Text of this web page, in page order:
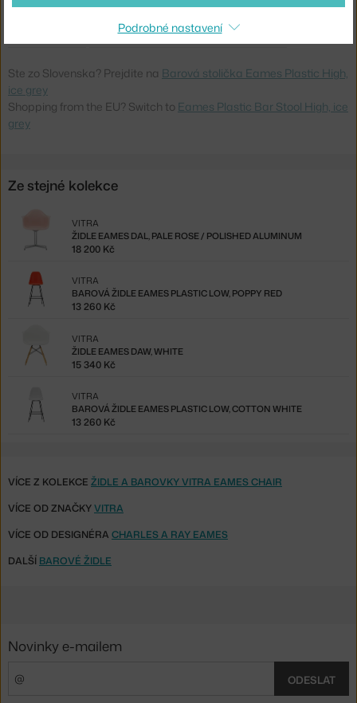
Model:
Barovka
VIT-44053500-23
Ste zo Slovenska? Prejdite na Barová stolička Eames Plastic High,
ice grey
Shopping from the EU? Switch to Eames Plastic Bar Stool High, ice
grey
Ze stejné kolekce
ŽIDLE EAMES DAL, PALE ROSE / POLISHED ALUMINUM
VITRA
18 200 Kč
BAROVÁ ŽIDLE EAMES PLASTIC LOW, POPPY RED
VITRA
13 260 Kč
ŽIDLE EAMES DAW, WHITE
VITRA
15 340 Kč
BAROVÁ ŽIDLE EAMES PLASTIC LOW, COTTON WHITE
VITRA
13 260 Kč
VÍCE Z KOLEKCE ŽIDLE A BAROVKY VITRA EAMES CHAIR
VÍCE OD ZNAČKYVITRA
VÍCE OD DESIGNÉRA CHARLES A RAY EAMES
DALŠÍ BAROVÉ ŽIDLE
Podrobné nastavení
Novinky e-mailem
ODESLAT